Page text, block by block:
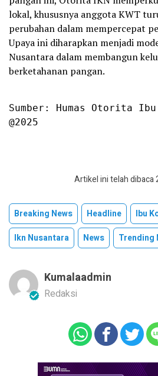
lokal, khususnya anggota KWT
perubahan dalam mempercepat
Upaya ini diharapkan menjadi
Nusantara dalam membangun
berketahanan pangan.
Sumber: Humas Otorita
@2025
Artikel ini telah dibaca
Breaking News Headline Ibu
Ikn Nusantara
News Trending
Kumalaadmin
Redaksi